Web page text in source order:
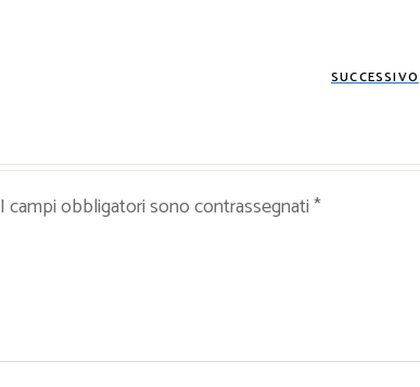
SUCCESSIVO
I campi obbligatori sono contrassegnati*